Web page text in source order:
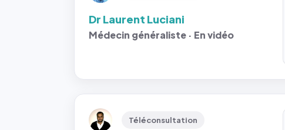
Dr Laurent Luciani
Médecin généraliste · En vidéo
Téléconsultation